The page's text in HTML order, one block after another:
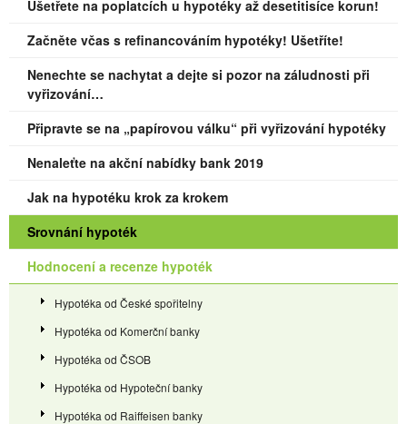
Ušetřete na poplatcích u hypotéky až desetitisíce korun!
Začněte včas s refinancováním hypotéky! Ušetříte!
Nenechte se nachytat a dejte si pozor na záludnosti při
vyřizování…
Připravte se na „papírovou válku“ při vyřizování hypotéky
Nenaleťte na akční nabídky bank 2019
Jak na hypotéku krok za krokem
Srovnání hypoték
Hodnocení a recenze hypoték
Hypotéka od České spořitelny
Hypotéka od Komerční banky
Hypotéka od ČSOB
Hypotéka od Hypoteční banky
Hypotéka od Raiffeisen banky